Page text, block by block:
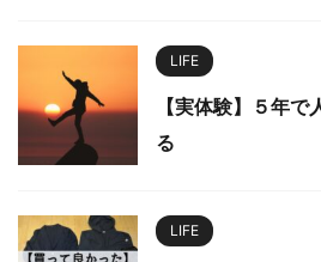
LIFE
【実体験】５年
る
LIFE